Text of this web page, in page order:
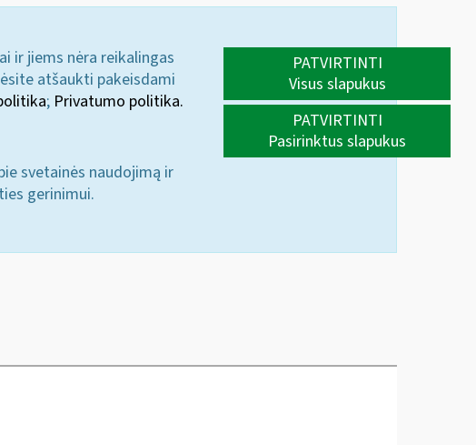
ir jiems nėra reikalingas
atšaukti pakeisdami
; Privatumo politika.
svetainės naudojimą ir
gerinimui.
PATVIRTINTI
Visus slapukus
PATVIRTINTI
Pasirinktus slapukus